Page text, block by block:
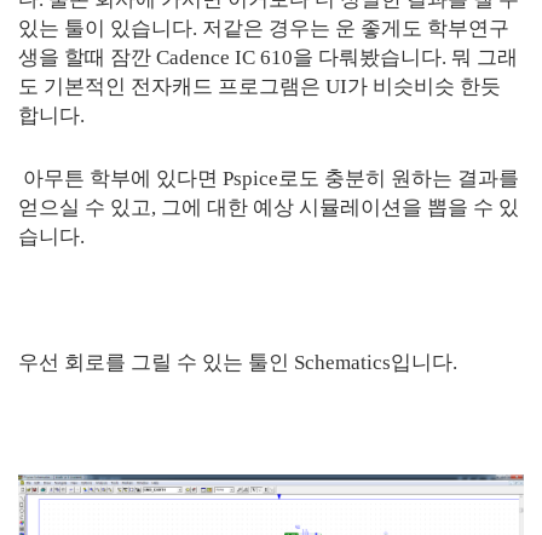
있는 툴이 있습니다. 저같은 경우는 운 좋게도 학부연구
생을 할때 잠깐 Cadence IC 610을 다뤄봤습니다. 뭐 그래
도 기본적인 전자캐드 프로그램은 UI가 비슷비슷 한듯
합니다.
아무튼 학부에 있다면 Pspice로도 충분히 원하는 결과를
얻으실 수 있고, 그에 대한 예상 시뮬레이션을 뽑을 수 있
습니다.
우선 회로를 그릴 수 있는 툴인 Schematics입니다.